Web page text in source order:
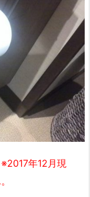
※2017年12月現